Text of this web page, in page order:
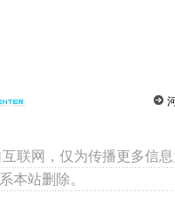
联网，仅为传播更多信
本站删除。